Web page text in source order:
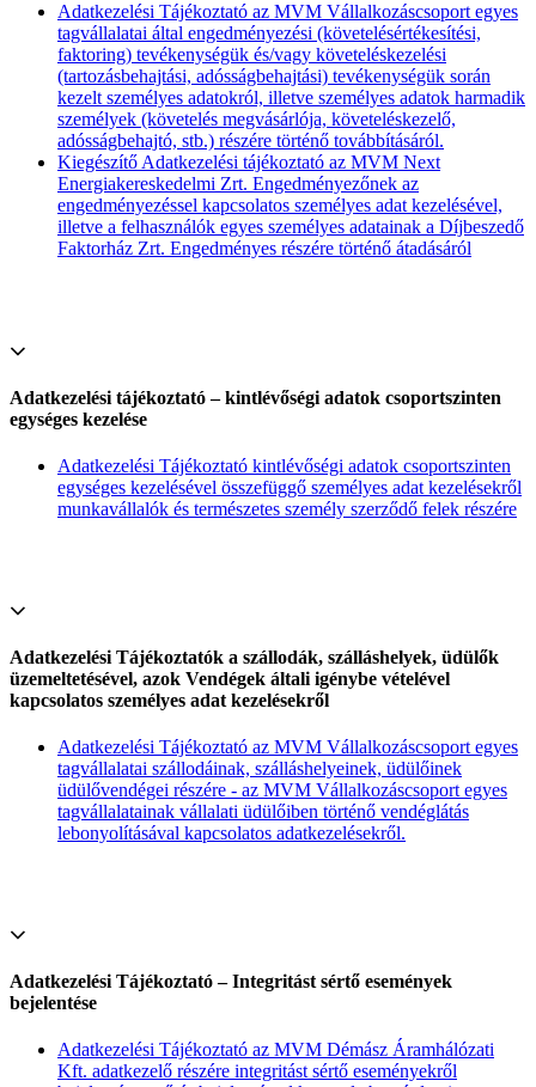
Adatkezelési Tájékoztató az MVM Vállalkozáscsoport egyes
tagvállalatai által engedményezési (követelésértékesítési,
faktoring) tevékenységük és/vagy követeléskezelési
(tartozásbehajtási, adósságbehajtási) tevékenységük során
kezelt személyes adatokról, illetve személyes adatok harmadik
személyek (követelés megvásárlója, követeléskezelő,
adósságbehajtó, stb.) részére történő továbbításáról.
Kiegészítő Adatkezelési tájékoztató az MVM Next
Energiakereskedelmi Zrt. Engedményezőnek az
engedményezéssel kapcsolatos személyes adat kezelésével,
illetve a felhasználók egyes személyes adatainak a Díjbeszedő
Faktorház Zrt. Engedményes részére történő átadásáról
Adatkezelési tájékoztató – kintlévőségi adatok csoportszinten
egységes kezelése
Adatkezelési Tájékoztató kintlévőségi adatok csoportszinten
egységes kezelésével összefüggő személyes adat kezelésekről
munkavállalók és természetes személy szerződő felek részére
Adatkezelési Tájékoztatók a szállodák, szálláshelyek, üdülők
üzemeltetésével, azok Vendégek általi igénybe vételével
kapcsolatos személyes adat kezelésekről
Adatkezelési Tájékoztató az MVM Vállalkozáscsoport egyes
tagvállalatai szállodáinak, szálláshelyeinek, üdülőinek
üdülővendégei részére - az MVM Vállalkozáscsoport egyes
tagvállalatainak vállalati üdülőiben történő vendéglátás
lebonyolításával kapcsolatos adatkezelésekről.
Adatkezelési Tájékoztató – Integritást sértő események
bejelentése
Adatkezelési Tájékoztató az MVM Démász Áramhálózati
Kft. adatkezelő részére integritást sértő eseményekről